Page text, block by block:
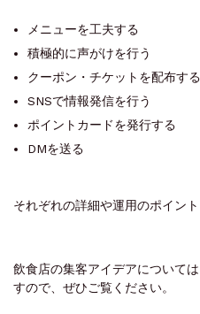
メニューを工夫する
積極的に声がけを行う
クーポン・チケットを配布する
SNSで情報発信を行う
ポイントカードを発行する
DMを送る
それぞれの詳細や運用のポイン
飲食店の集客アイデアについて
すので、ぜひご覧ください。